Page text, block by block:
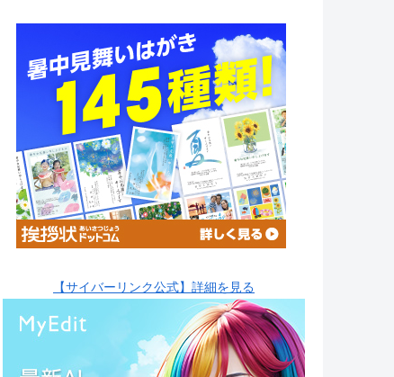
【サイバーリンク公式】詳細を見る